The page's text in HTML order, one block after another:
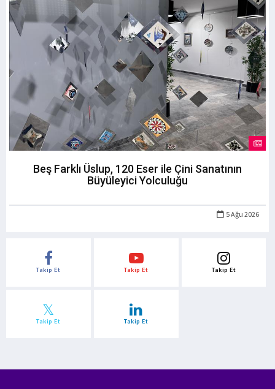
Beş Farklı Üslup, 120 Eser ile Çini Sanatının
Büyüleyici Yolculuğu
5 Ağu 2026
Takip Et Takip Et Takip Et
Takip Et Takip Et